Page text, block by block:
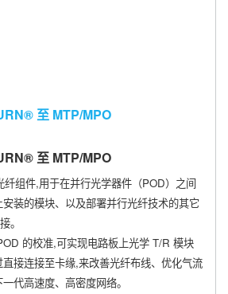
至 MTP/MPO
至 MTP/MPO
组件,用于在并行光学器件（POD）之间
装的模块、以及部署并行光纤技术的其它
。
的校准,可实现电路板上光学 T/R 模块
接连接至卡缘,来改善光纤布线、优化气流
代高速度、高密度网络。